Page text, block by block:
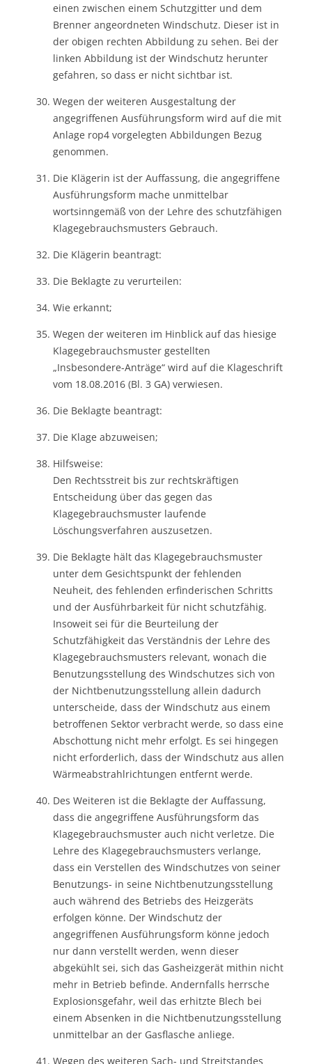
einen zwischen einem Schutzgitter und dem
Brenner angeordneten Windschutz. Dieser ist in
der obigen rechten Abbildung zu sehen. Bei der
linken Abbildung ist der Windschutz herunter
gefahren, so dass er nicht sichtbar ist.
Wegen der weiteren Ausgestaltung der
angegriffenen Ausführungsform wird auf die mit
Anlage rop4 vorgelegten Abbildungen Bezug
genommen.
Die Klägerin ist der Auffassung, die angegriffene
Ausführungsform mache unmittelbar
wortsinngemäß von der Lehre des schutzfähigen
Klagegebrauchsmusters Gebrauch.
Die Klägerin beantragt:
Die Beklagte zu verurteilen:
Wie erkannt;
Wegen der weiteren im Hinblick auf das hiesige
Klagegebrauchsmuster gestellten
„Insbesondere-Anträge“ wird auf die Klageschrift
vom 18.08.2016 (Bl. 3 GA) verwiesen.
Die Beklagte beantragt:
Die Klage abzuweisen;
Hilfsweise:
Den Rechtsstreit bis zur rechtskräftigen
Entscheidung über das gegen das
Klagegebrauchsmuster laufende
Löschungsverfahren auszusetzen.
Die Beklagte hält das Klagegebrauchsmuster
unter dem Gesichtspunkt der fehlenden
Neuheit, des fehlenden erfinderischen Schritts
und der Ausführbarkeit für nicht schutzfähig.
Insoweit sei für die Beurteilung der
Schutzfähigkeit das Verständnis der Lehre des
Klagegebrauchsmusters relevant, wonach die
Benutzungsstellung des Windschutzes sich von
der Nichtbenutzungsstellung allein dadurch
unterscheide, dass der Windschutz aus einem
betroffenen Sektor verbracht werde, so dass eine
Abschottung nicht mehr erfolgt. Es sei hingegen
nicht erforderlich, dass der Windschutz aus allen
Wärmeabstrahlrichtungen entfernt werde.
Des Weiteren ist die Beklagte der Auffassung,
dass die angegriffene Ausführungsform das
Klagegebrauchsmuster auch nicht verletze. Die
Lehre des Klagegebrauchsmusters verlange,
dass ein Verstellen des Windschutzes von seiner
Benutzungs- in seine Nichtbenutzungsstellung
auch während des Betriebs des Heizgeräts
erfolgen könne. Der Windschutz der
angegriffenen Ausführungsform könne jedoch
nur dann verstellt werden, wenn dieser
abgekühlt sei, sich das Gasheizgerät mithin nicht
mehr in Betrieb befinde. Andernfalls herrsche
Explosionsgefahr, weil das erhitzte Blech bei
einem Absenken in die Nichtbenutzungsstellung
unmittelbar an der Gasflasche anliege.
Wegen des weiteren Sach- und Streitstandes